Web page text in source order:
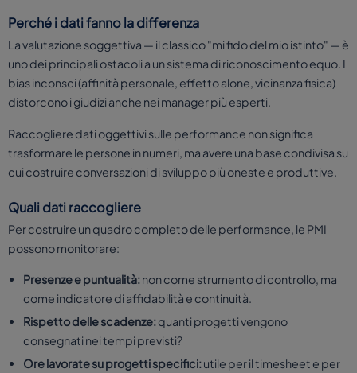
Perché i dati fanno la differenza
La valutazione soggettiva — il classico "mi fido del mio istinto" — è
uno dei principali ostacoli a un sistema di riconoscimento equo. I
bias inconsci (affinità personale, effetto alone, vicinanza fisica)
distorcono i giudizi anche nei manager più esperti.
Raccogliere dati oggettivi sulle performance non significa
trasformare le persone in numeri, ma avere una base condivisa su
cui costruire conversazioni di sviluppo più oneste e produttive.
Quali dati raccogliere
Per costruire un quadro completo delle performance, le PMI
possono monitorare:
Presenze e puntualità:non come strumento di controllo, ma
come indicatore di affidabilità e continuità.
Rispetto delle scadenze:quanti progetti vengono
consegnati nei tempi previsti?
Ore lavorate su progetti specifici:utile per il timesheet e per